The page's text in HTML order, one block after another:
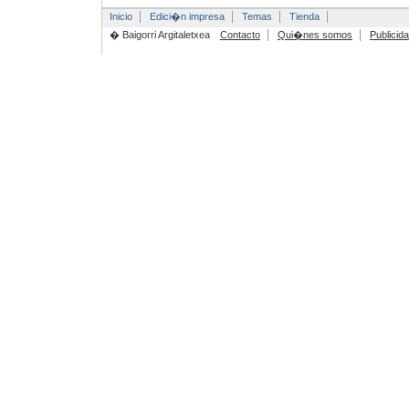
Inicio Edici�n impresa Temas
Tienda
� Baigorri Argitaletxea
Contacto Qui�nes somos